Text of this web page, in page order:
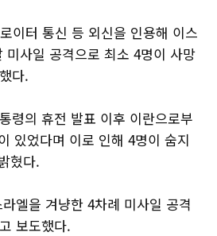
이터 통신 등 외신을 인용해 이스
미사일 공격으로 최소 4명이 사망
다.
령의 휴전 발표 이후 이란으로부
있었다며 이로 인해 4명이 숨지
혔다.
엘을 겨냥한 4차례 미사일 공격
보도했다.